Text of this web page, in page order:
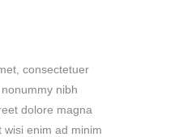
consectetuer
nibh
dolore magna
enim ad minim